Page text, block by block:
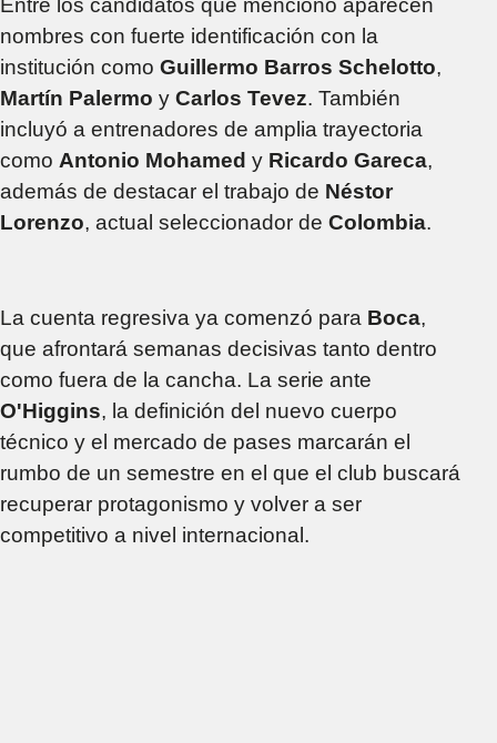
Entre los candidatos que mencionó aparecen
nombres con fuerte identificación con la
institución como Guillermo Barros Schelotto,
Martín Palermo y Carlos Tevez. También
incluyó a entrenadores de amplia trayectoria
como Antonio Mohamed y Ricardo Gareca,
además de destacar el trabajo de Néstor
Lorenzo, actual seleccionador de Colombia.
La cuenta regresiva ya comenzó para Boca,
que afrontará semanas decisivas tanto dentro
como fuera de la cancha. La serie ante
O'Higgins, la definición del nuevo cuerpo
técnico y el mercado de pases marcarán el
rumbo de un semestre en el que el club buscará
recuperar protagonismo y volver a ser
competitivo a nivel internacional.